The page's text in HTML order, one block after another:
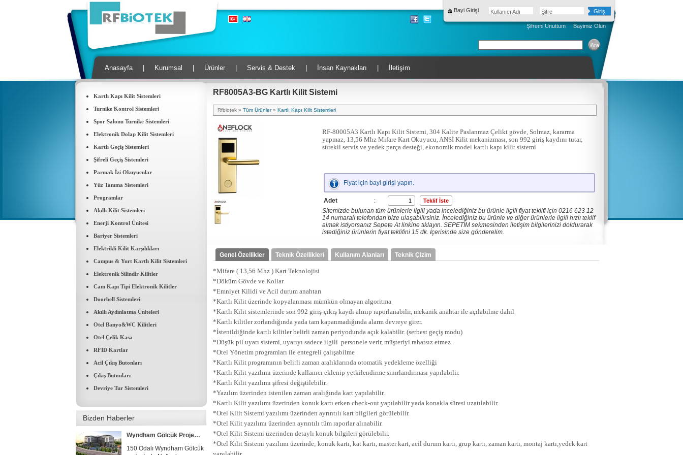
Bayi Girişi Kullanıcı Adı Şifre
Şifremi Unuttum Bayimiz Olun
Anasayfa| Kurumsal Ürünler| Servis & Destek| İnsan Kaynakları İletişim
Kartlı Kapı Kilit Sistemleri
Turnike Kontrol Sistemleri
Spor Salonu Turnike Sistemleri
Elektronik Dolap Kilit Sistemleri
Kartlı Geçiş Sistemleri
Şifreli Geçiş Sistemleri
Parmak İzi Okuyucular
Yüz Tanıma Sistemleri
Programlar
Akıllı Kilit Sistemleri
Enerji Kontrol Ünitesi
Bariyer Sistemleri
Elektrikli Kilit Karşılıkları
Campus & Yurt Kartlı Kilit Sistemleri
Elektronik Silindir Kilitler
Cam Kapı Tipi Elektronik Kilitler
Doorbell Sistemleri
Akıllı Aydınlatma Üniteleri
Otel Banyo&WC Kilitleri
Otel Çelik Kasa
RFID Kartlar
Acil Çıkış Butonları
Çıkış Butonları
Devriye Tur Sistemleri
Bizden Haberler
Hotelde 1400 adet...
Wyndham Gölcük Projesi Tamamlandı
150 Odalı Wyndham Gölcük
RF8005A3-BG Kartlı Kilit Sistemi
Rfbiotek » Tüm Ürünler» Kartlı Kapı Kilit Sistemleri
RF-80005A3 Kartlı Kapı Kilit Sistemi, 304 Kalite Paslanmaz Çelikt gövde, Solmaz, kararma
yapmaz, 13,56 Mhz Mifare Kart Okuyucu, ANSİ Kilit mekanizması, son 992 giriş kaydını tutar,
sürekli servis ve yedek parça desteği, ekonomik model kartlı kapı kilit sistemi
Fiyat için bayi girişi yapın.
Adet
:
Sitemizde bulunan tüm ürünlerle ilgili yada incelediğiniz bu ürünle ilgili fiyat teklifi için 0216 623 12
14 numaralı telefondan bize ulaşabilirsiniz. İncelediğiniz bu ürünle ve diğer ürünlerle ilgili hızlı teklif
almak istiyorsanız Sepete At linkine tıklayın. SEPETİM sekmesinden iletişim bilgilerinizi doldurarak
istediğiniz ürünlerin fiyat teklifini 15 dk. İçerisinde size gönderelim.
Genel Özellikler Teknik Özellikleri Kullanım Alanları Teknik Çizim
*Mifare ( 13,56 Mhz ) Kart Teknolojisi
*Döküm Gövde ve Kollar
*Emniyet Kilidi ve Acil durum anahtarı
*Kartlı Kilit üzerinde kopyalanması mümkün olmayan algoritma
*Kartlı Kilit sistemlerinde son 992 giriş-çıkış kaydı alınıp raporlanabilir, mekanik anahtar ile açılabilme dahil
*Kartlı kilitler zorlandığında yada tam kapanmadığında alarm devreye girer.
*İstenildiğinde kartlı kilitler belirli zaman periyodunda açık kalabilir. (serbest geçiş modu)
*Düşük pil uyarı sistemi, uyarıyı sadece ilgili personele verir, müşteriyi rahatsız etmez.
*Otel Yönetim programları ile entegreli çalışabilme
*Kartlı Kilit programının belirli zaman aralıklarında otomatik yedekleme özelliği
*Kartlı Kilit yazılımı üzerinde kullanıcı eklenip yetkilendirme sınırlandırması yapılabilir.
*Kartlı Kilit yazılımı şifresi değiştilebilir.
*Yazılım üzerinden istenilen zaman aralığında kart yapılabilir.
*Kartlı Kilit yazılımı üzerinden konuk kartı erken check-out yapılabilir yada konakla süresi uzatılabilir.
*Otel Kilit Sistemi yazılımı üzerinden ayrıntılı kart bilgileri görülebilir.
*Otel Kilit yazılımı üzerinden ayrıntılı tüm raporlar alınabilir.
*Otel Kilit Sistemi üzerinden detaylı konuk bilgileri görülebilir.
*Otel Kilit Sistemi yazılımı üzerinde; konuk kartı, kat kartı, master kart, acil durum kartı, grup kartı, zaman kartı, montaj kartı,yedek kart